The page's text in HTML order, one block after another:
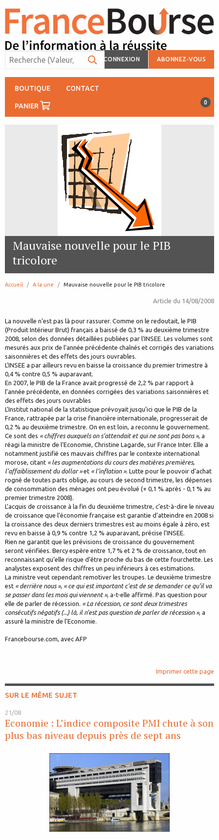
CONNEXION ABONNEZ-VOUS
BOUTIQUE CONTACT
PANIER 0
Mauvaise nouvelle pour le PIB
tricolore
Accueil A la une page:
Mauvaise nouvelle pour le PIB tricolore
Article du 14/08/2008
La nouvelle n’est pas là pour rassurer. Comme on le redoutait, le PIB
(Produit Intérieur Brut) français a baissé de 0,3 % au deuxième trimestre
2008, selon des données détaillées publiées par l’INSEE. Les volumes sont
mesurés aux prix de l’année précédente chaînés et corrigés des variations
saisonnières et des effets des jours ouvrables.
L’INSEE a par ailleurs revu en baisse la croissance du premier trimestre à
0,4 % contre 0,5 % auparavant.
En 2007, le PIB de la France avait progressé de 2,2 % par rapport à
l’année précédente, en données corrigées des variations saisonnières et
des effets des jours ouvrables
L’Institut national de la statistique prévoyait jusqu’ici que le PIB de la
France, rattrapée par la crise financière internationale, progresserait de
0,2 % au deuxième trimestre. On en est loin, a reconnu le gouvernement.
Ce sont des « chiffres auxquels on s’attendait et qui ne sont pas bons », a
réagi la ministre de l’Economie, Christine Lagarde, sur France Inter. Elle a
notamment justifié ces mauvais chiffres par le contexte international
morose, citant « les augmentations du cours des matières premières,
l’affaiblissement du dollar »et « l’inflation ». Lutte pour le pouvoir d’achat
rogné de toutes parts oblige, au cours de second trimestre, les dépenses
de consommation des ménages ont peu évolué (+ 0,1 % après - 0,1 % au
premier trimestre 2008).
L’acquis de croissance à la fin du deuxième trimestre, c’est-à-dire le niveau
de croissance que l’économie française est garantie d’atteindre en 2008 si
la croissance des deux derniers trimestres est au moins égale à zéro, est
revu en baisse à 0,9 % contre 1,2 % auparavant, précise l’INSEE.
Rien ne garantit que les prévisions de croissance du gouvernement
seront vérifiées. Bercy espère entre 1,7 % et 2 % de croissance, tout en
reconnaissant qu’elle risque d’être proche du bas de cette fourchette. Les
analystes exposent des chiffres un peu inférieurs à ces estimations.
La ministre veut cependant remotiver les troupes. Le deuxième trimestre
est « derrière nous », « ce qui est important c’est de se demander ce qu’il va
se passer dans les mois qui viennent », a-t-elle affirmé. Pas question pour
elle de parler de récession. « La récession, ce sont deux trimestres
consécutifs négatifs (...) là, il n’est pas question de parler de récession », a
assuré la ministre de l’Economie.
Francebourse.com, avec AFP
Imprimer cette page
SUR LE MÊME SUJET
21/08
Economie : L’indice composite PMI chute à son
plus bas niveau depuis près de sept ans